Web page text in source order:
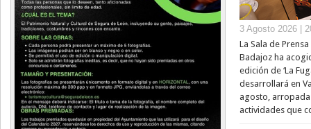
3 Agosto 2026 |
La Sala de
Badajoz ha
edición de ‘La
desarrollará en
agosto,
actividades que